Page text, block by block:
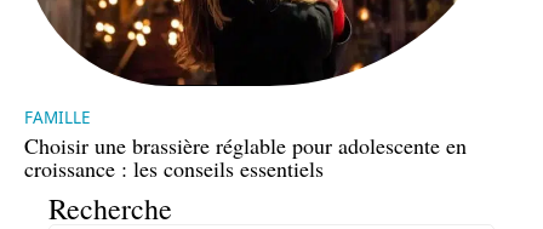
FAMILLE
Choisir une brassière réglable pour adolescente en
croissance : les conseils essentiels
Recherche